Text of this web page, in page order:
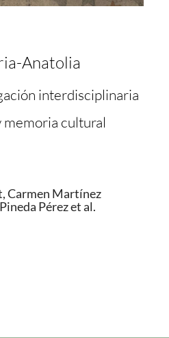
Anatolia
interdisciplinaria
cultural
Carmen Martínez
Pérez et al.